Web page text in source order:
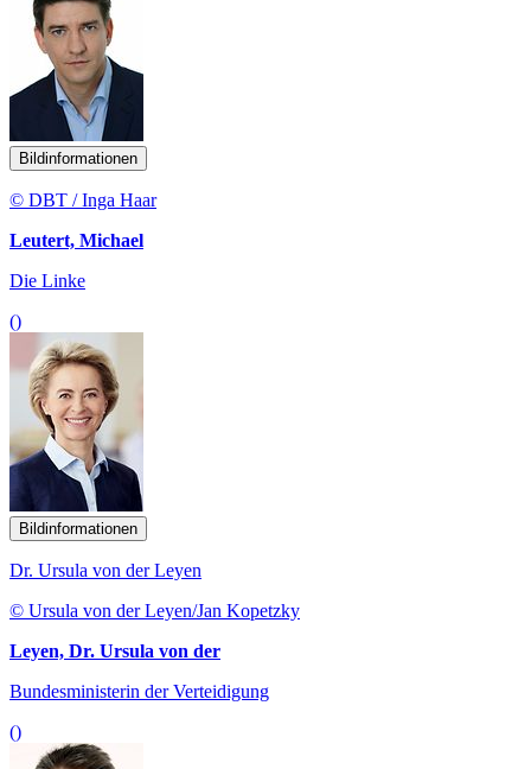
Bildinformationen
© DBT / Inga Haar
Leutert, Michael
Die Linke
()
Bildinformationen
Dr. Ursula von der Leyen
© Ursula von der Leyen/Jan Kopetzky
Leyen, Dr. Ursula von der
Bundesministerin der Verteidigung
()